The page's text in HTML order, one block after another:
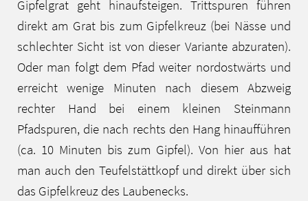
Gipfelgrat geht hinaufsteigen. Trittspuren führen
direkt am Grat bis zum Gipfelkreuz (bei Nässe und
schlechter Sicht ist von dieser Variante abzuraten).
Oder man folgt dem Pfad weiter nordostwärts und
erreicht wenige Minuten nach diesem Abzweig
rechter Hand bei einem kleinen Steinmann
Pfadspuren, die nach rechts den Hang hinaufführen
(ca. 10 Minuten bis zum Gipfel). Von hier aus hat
man auch den Teufelstättkopf und direkt über sich
das Gipfelkreuz des Laubenecks.